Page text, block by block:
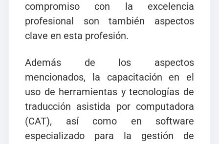
compromiso con la excelencia
profesional son también aspectos
clave en esta profesión.
Además de los aspectos
mencionados, la capacitación en el
uso de herramientas y tecnologías de
traducción asistida por computadora
(CAT), así como en software
especializado para la gestión de